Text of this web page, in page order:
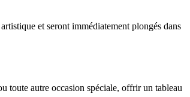
et seront immédiatement plongés dans
toute autre occasion spéciale, offrir un tableau